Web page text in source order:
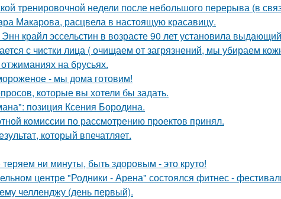
тренировочной недели после небольшого перерыва (в
Макарова, расцвела в настоящую красавицу.
крайл эссельстин в возрасте 90 лет установила
с чистки лица ( очищаем от загрязнений, мы убираем
на брусьях.
- мы дома готовим!
которые вы хотели бы задать.
позиция Ксения Бородина.
комиссии по рассмотрению проектов принял.
который впечатляет.
ни минуты, быть здоровым - это круто!
центре "Родники - Арена" состоялся фитнес -
челленджу (день первый).